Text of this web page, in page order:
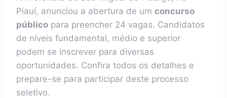
Piauí, anunciou a abertura de um concurso
público para preencher 24 vagas. Candidatos
de níveis fundamental, médio e superior
podem se inscrever para diversas
oportunidades. Confira todos os detalhes e
prepare-se para participar deste processo
seletivo.